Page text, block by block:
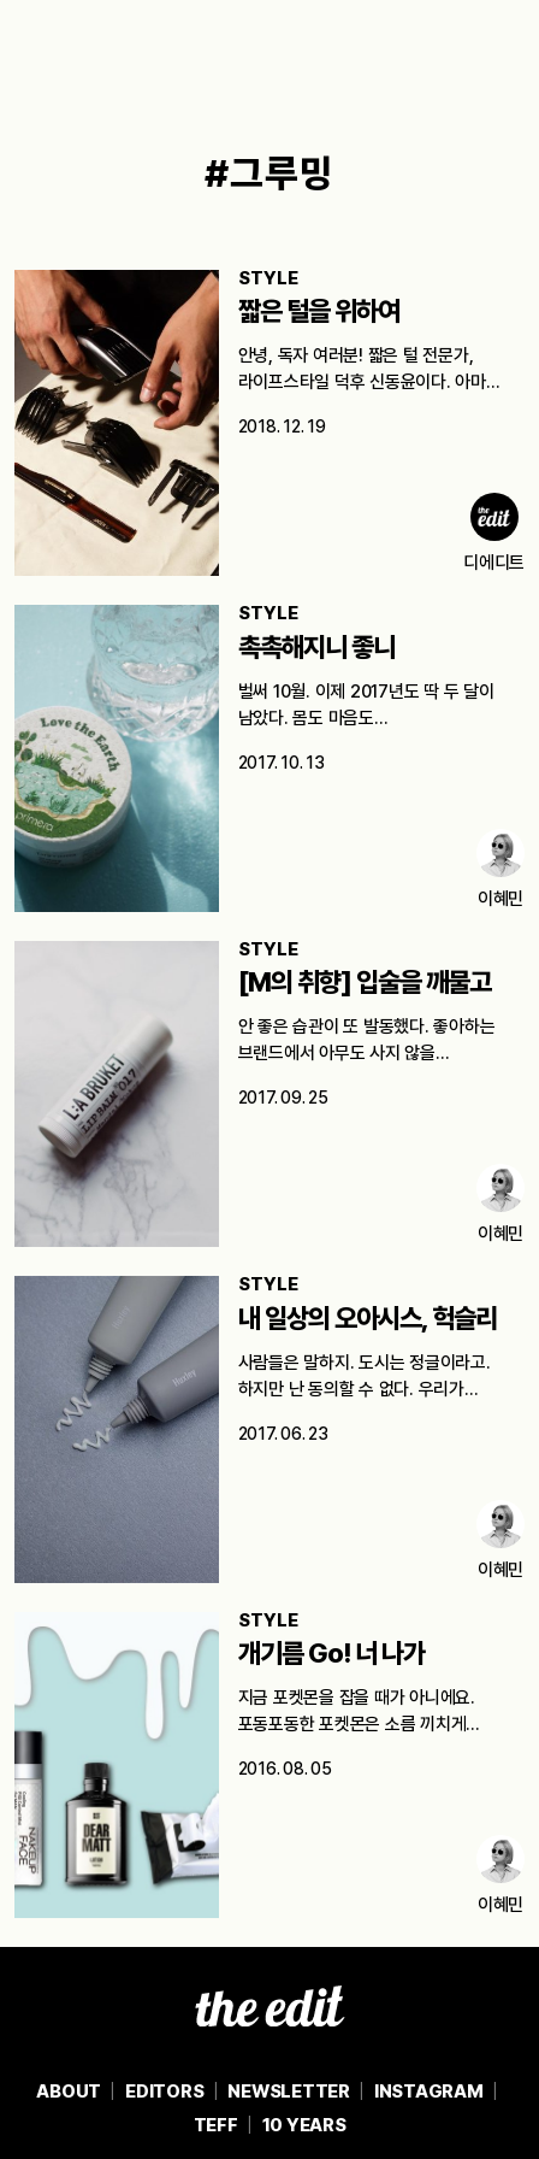
#그루밍
STYLE
짧은 털을 위하여
안녕, 독자 여러분! 짧은 털 전문가,
라이프스타일 덕후 신동윤이다. 아마…
2018. 12. 19
디에디트
STYLE
촉촉해지니 좋니
벌써 10월. 이제 2017년도 딱 두 달이
남았다. 몸도 마음도…
2017. 10. 13
이혜민
STYLE
[M의 취향] 입술을 깨물고
안 좋은 습관이 또 발동했다. 좋아하는
브랜드에서 아무도 사지 않을…
2017. 09. 25
이혜민
STYLE
내 일상의 오아시스, 헉슬리
사람들은 말하지. 도시는 정글이라고.
하지만 난 동의할 수 없다. 우리가…
2017. 06. 23
이혜민
STYLE
개기름 Go! 너 나가
지금 포켓몬을 잡을 때가 아니에요.
포동포동한 포켓몬은 소름 끼치게
2016. 08. 05
이혜민
ABOUT EDITORS NEWSLETTER
INSTAGRAM
TEFF
10 YEARS